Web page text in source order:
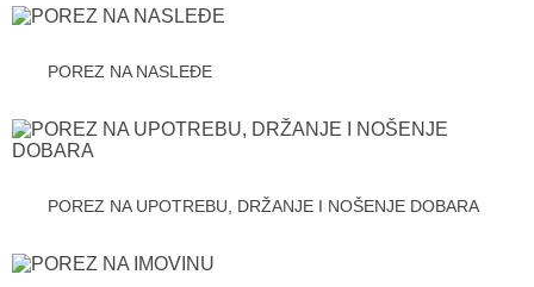
POREZ NA NASLEĐE
POREZ NA UPOTREBU, DRŽANJE I NOŠENJE DOBARA